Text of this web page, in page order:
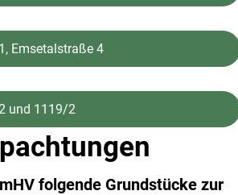
Emsetalstraße 4
und 1119/2
folgende Grundstücke zur